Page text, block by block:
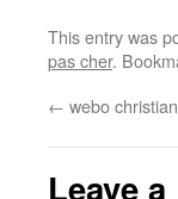
This entry was
pas cher.
← webo
Leave